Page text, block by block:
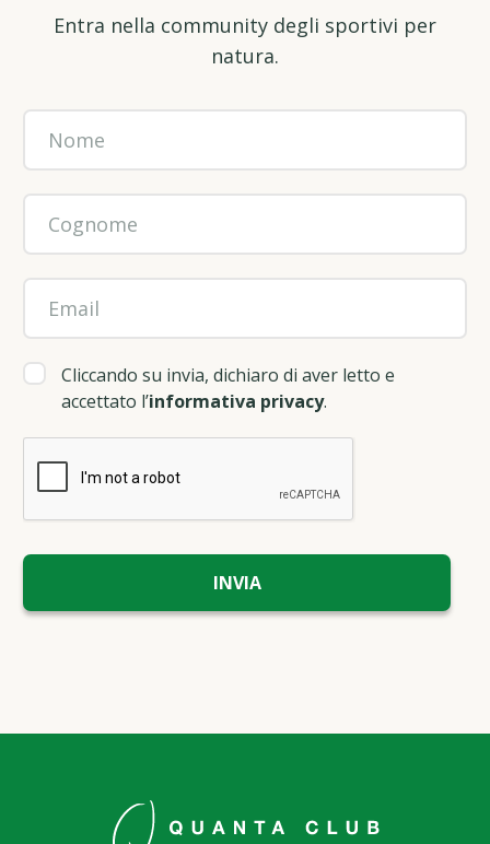
Entra nella community degli sportivi per
natura.
Cliccando su invia, dichiaro di aver letto e
accettato l’informativa privacy.